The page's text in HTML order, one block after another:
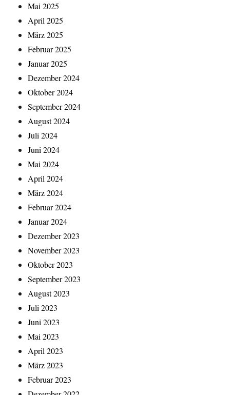
Mai 2025
April 2025
März 2025
Februar 2025
Januar 2025
Dezember 2024
Oktober 2024
September 2024
August 2024
Juli 2024
Juni 2024
Mai 2024
April 2024
März 2024
Februar 2024
Januar 2024
Dezember 2023
November 2023
Oktober 2023
September 2023
August 2023
Juli 2023
Juni 2023
Mai 2023
April 2023
März 2023
Februar 2023